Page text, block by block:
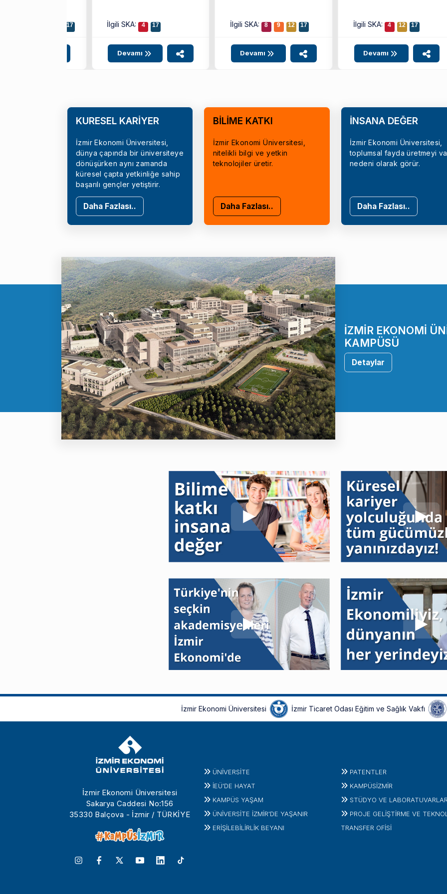
17 İlgili SKA: 4 17
Devamı
İlgili SKA: 8 9 12 17
Devamı
İlgili SKA: 4 12 17
Devamı
KÜRESEL KARİYER
İzmir Ekonomi Üniversitesi,
dünya çapında bir üniversiteye
dönüşürken aynı zamanda
küresel çapta yetkinliğe sahip
başarılı gençler yetiştirir.
Daha Fazlası..
BİLİME KATKI
İzmir Ekonomi Üniversitesi,
nitelikli bilgi ve yetkin
teknolojiler üretir.
Daha Fazlası..
İNSANA DEĞER
İzmir Ekonomi Üniversitesi,
toplumsal fayda üretmeyi
nedeni olarak görür.
Daha Fazlası..
İZMİR EKONOMİ
KAMPÜSÜ
Detaylar
İzmir Ekonomi Üniversitesi İzmir Ticaret Odası Eğitim ve Sağlık Vakfı
İzmir Ekonomi Üniversitesi
Sakarya Caddesi No:156
35330 Balçova - İzmir / TÜRKİYE
ÜNIVERSITE
İEÜ'DE HAYAT
KAMPÜS YAŞAM
ÜNİVERSİTE İZMİR'DE YAŞANIR
ERİŞİLEBİLİRLİK BEYANI
PATENTLER
KAMPÜSİZMIR
STÜDYO VE
PROJE GELIŞTIRME VE
TRANSFER OFISI